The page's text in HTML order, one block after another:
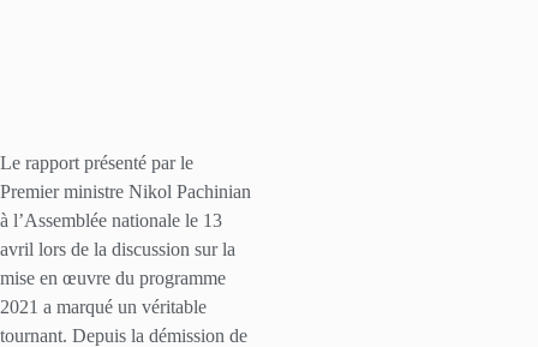
Le rapport présenté par le
Premier ministre Nikol Pachinian
à l’Assemblée nationale le 13
avril lors de la discussion sur la
mise en œuvre du programme
2021 a marqué un véritable
tournant. Depuis la démission de